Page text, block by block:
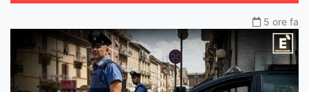
5 ore fa